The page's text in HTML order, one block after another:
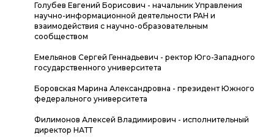
Голубев Евгений Борисович - начальник Управления
научно-информационной деятельности РАН и
взаимодействия с научно-образовательным
сообществом
Емельянов Сергей Геннадьевич - ректор Юго-Западного
государственного университета
Боровская Марина Александровна - президент Южного
федерального университета
Филимонов Алексей Владимирович - исполнительный
директор НАТТ